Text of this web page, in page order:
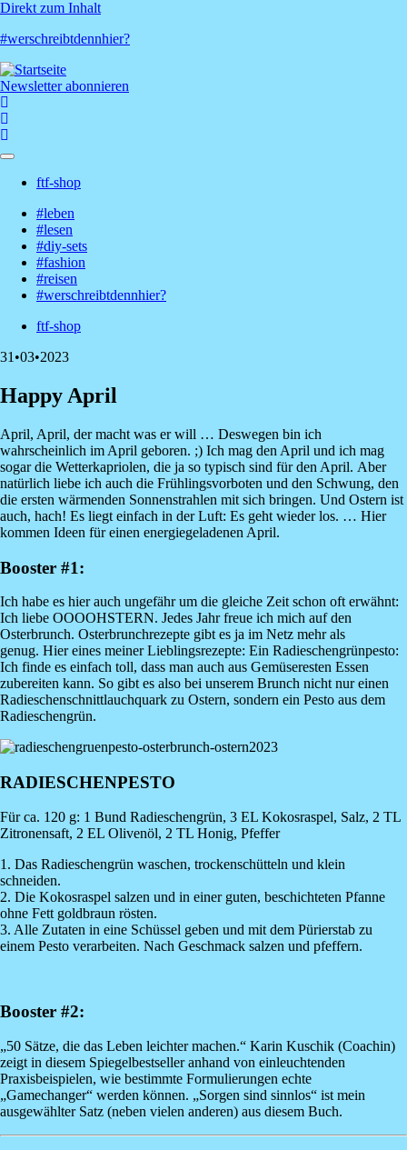
Direkt zum Inhalt
#werschreibtdennhier?
Newsletter abonnieren
Menü
ftf-shop
Hauptnavigation
#leben
#lesen
#diy-sets
#fashion
#reisen
#werschreibtdennhier?
Menü
ftf-shop
31•03•2023
Happy April
April, April, der macht was er will … Deswegen bin ich
wahrscheinlich im April geboren. ;) Ich mag den April und ich mag
sogar die Wetterkapriolen, die ja so typisch sind für den April. Aber
natürlich liebe ich auch die Frühlingsvorboten und den Schwung, den
die ersten wärmenden Sonnenstrahlen mit sich bringen. Und Ostern ist
auch, hach! Es liegt einfach in der Luft: Es geht wieder los. … Hier
kommen Ideen für einen energiegeladenen April.
Booster #1:
Ich habe es hier auch ungefähr um die gleiche Zeit schon oft erwähnt:
Ich liebe OOOOHSTERN. Jedes Jahr freue ich mich auf den
Osterbrunch. Osterbrunchrezepte gibt es ja im Netz mehr als
genug. Hier eines meiner Lieblingsrezepte: Ein Radieschengrünpesto:
Ich finde es einfach toll, dass man auch aus Gemüseresten Essen
zubereiten kann. So gibt es also bei unserem Brunch nicht nur einen
Radieschenschnittlauchquark zu Ostern, sondern ein Pesto aus dem
Radieschengrün.
Image
RADIESCHENPESTO
Für ca. 120 g: 1 Bund Radieschengrün, 3 EL Kokosraspel, Salz, 2 TL
Zitronensaft, 2 EL Olivenöl, 2 TL Honig, Pfeffer
1. Das Radieschengrün waschen, trockenschütteln und klein
schneiden.
2. Die Kokosraspel salzen und in einer guten, beschichteten Pfanne
ohne Fett goldbraun rösten.
3. Alle Zutaten in eine Schüssel geben und mit dem Pürierstab zu
einem Pesto verarbeiten. Nach Geschmack salzen und pfeffern.
Booster #2:
„50 Sätze, die das Leben leichter machen.“ Karin Kuschik (Coachin)
zeigt in diesem Spiegelbestseller anhand von einleuchtenden
Praxisbeispielen, wie bestimmte Formulierungen echte
„Gamechanger“ werden können. „Sorgen sind sinnlos“ ist mein
ausgewählter Satz (neben vielen anderen) aus diesem Buch.